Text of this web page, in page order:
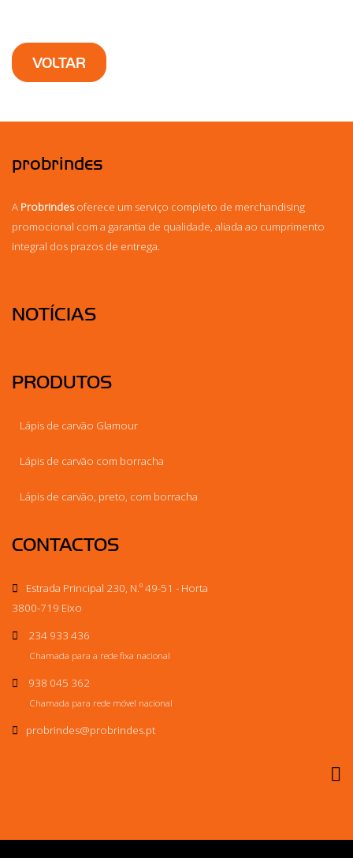
VOLTAR
probrindes
A Probrindesoferece um serviço completo de merchandising
promocional com a garantia de qualidade, aliada ao cumprimento
integral dos prazos de entrega.
NOTÍCIAS
PRODUTOS
Lápis de carvão Glamour
Lápis de carvão com borracha
Lápis de carvão, preto, com borracha
CONTACTOS
Estrada Principal 230, N.º 49-51 - Horta
3800-719 Eixo
234 933 436
Chamada para a rede fixa nacional
938 045 362
Chamada para rede móvel nacional
probrindes@probrindes.pt